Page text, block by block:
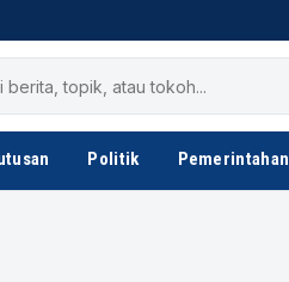
Politik Pemerintahan